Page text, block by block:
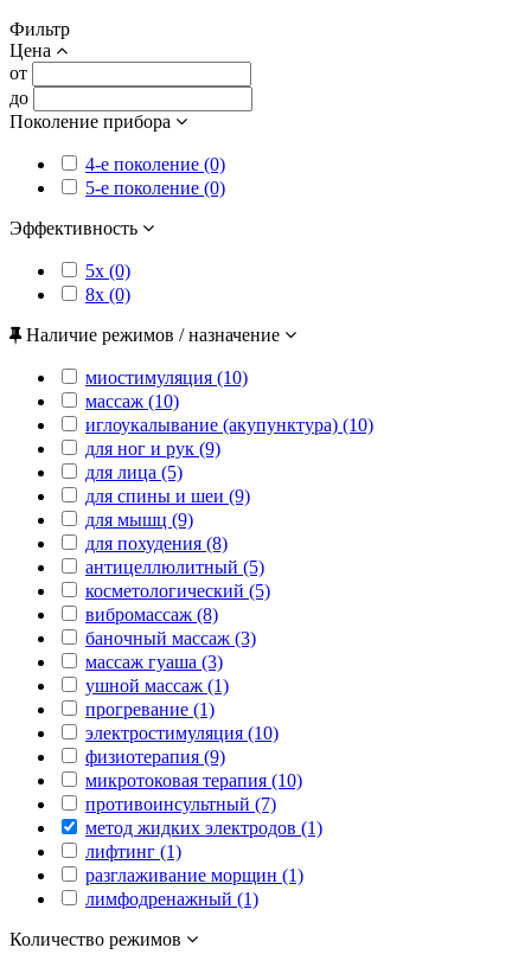
Фильтр
Цена
от
до
Поколение прибора
4-е поколение (0)
5-е поколение (0)
Эффективность
5x (0)
8x (0)
Наличие режимов / назначение
миостимуляция (10)
массаж (10)
иглоукалывание (акупунктура) (10)
для ног и рук (9)
для лица (5)
для спины и шеи (9)
для мышц (9)
для похудения (8)
антицеллюлитный (5)
косметологический (5)
вибромассаж (8)
баночный массаж (3)
массаж гуаша (3)
ушной массаж (1)
прогревание (1)
электростимуляция (10)
физиотерапия (9)
микротоковая терапия (10)
противоинсультный (7)
метод жидких электродов (1)
лифтинг (1)
разглаживание морщин (1)
лимфодренажный (1)
Количество режимов